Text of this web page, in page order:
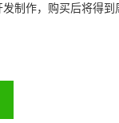
制作，购买后将得到